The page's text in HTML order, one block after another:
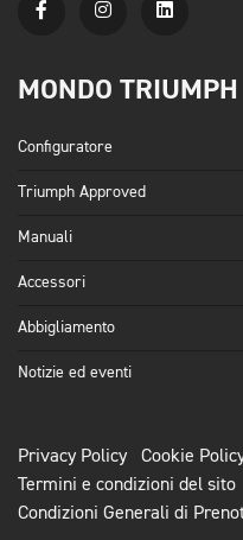
MONDO TRIUMPH
Configuratore
Triumph Approved
Manuali
Accessori
Abbigliamento
Notizie ed eventi
Privacy Policy Cookie
Termini e condizioni del sito
Condizioni Generali di